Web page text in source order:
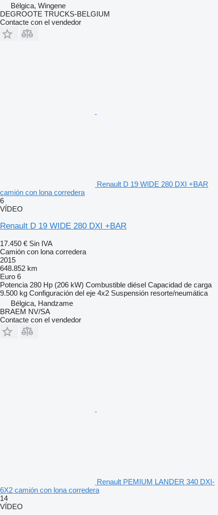
Bélgica, Wingene
DEGROOTE TRUCKS-BELGIUM
Contacte con el vendedor
Renault D 19 WIDE 280 DXI +BAR
camión con lona corredera
6
VÍDEO
Renault D 19 WIDE 280 DXI +BAR
17.450 € Sin IVA
Camión con lona corredera
2015
648.852 km
Euro 6
Potencia 280 Hp (206 kW) Combustible diésel Capacidad de carga
9.500 kg Configuración del eje 4x2 Suspensión resorte/neumática
Bélgica, Handzame
BRAEM NV/SA
Contacte con el vendedor
Renault PEMIUM LANDER 340 DXI-
6X2 camión con lona corredera
14
VÍDEO